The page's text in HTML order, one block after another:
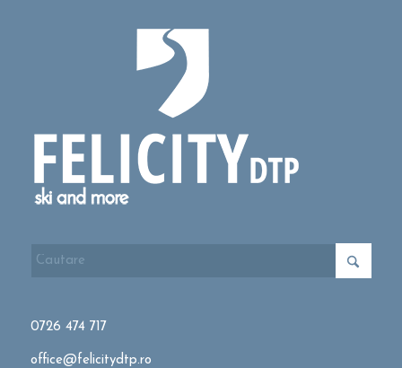
0726 474 717
office@felicitydtp.ro